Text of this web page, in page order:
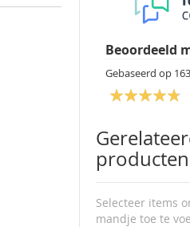
Beoordeeld
Gebaseerd op
producten
Selecteer items
mandje toe te